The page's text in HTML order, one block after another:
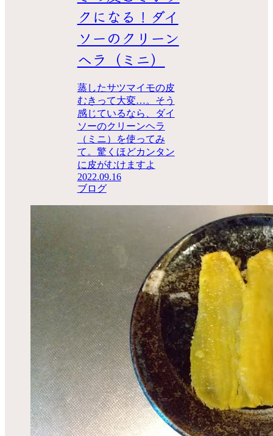
クになる！ダイ
ソーのクリーン
ヘラ（ミニ）
蒸したサツマイモの皮
むきって大変…。そう
感じているなら、ダイ
ソーのクリーンヘラ
（ミニ）を使ってみ
て。驚くほどカンタン
に皮がむけますよ
2022.09.16
ブログ